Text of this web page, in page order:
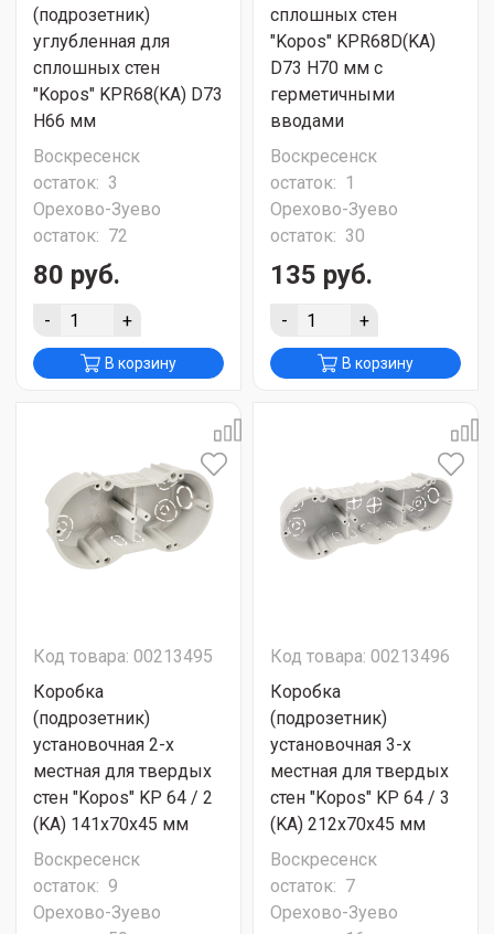
(подрозетник)
углубленная для
сплошных стен
"Kopos" KPR68(KA) D73
H66 мм
Воскресенск
остаток: 3
Орехово-Зуево
остаток: 72
80 руб.
- +
В корзину
сплошных стен
"Kopos" KPR68D(KA)
D73 H70 мм с
герметичными
вводами
Воскресенск
остаток: 1
Орехово-Зуево
остаток: 30
135 руб.
- +
В корзину
Код товара: 00213495
Коробка
(подрозетник)
установочная 2-х
местная для твердых
стен "Kopos" KP 64 / 2
(KA) 141х70х45 мм
Воскресенск
остаток: 9
Орехово-Зуево
Код товара: 00213496
Коробка
(подрозетник)
установочная 3-х
местная для твердых
стен "Kopos" KP 64 / 3
(KA) 212х70х45 мм
Воскресенск
остаток: 7
Орехово-Зуево